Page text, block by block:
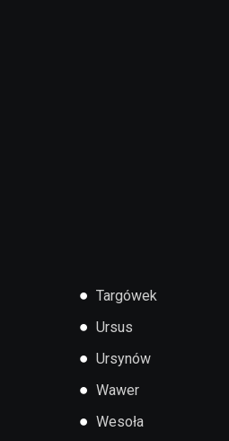
● Targówek
● Ursus
● Ursynów
● Wawer
● Wesoła